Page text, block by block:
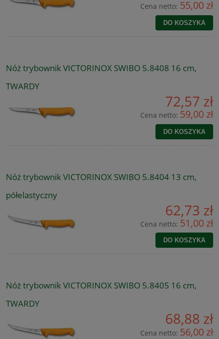
Cena netto: 55,00 zł
DO KOSZYKA
Nóż trybownik VICTORINOX SWIBO 5.8408 16 cm,
TWARDY
72,57 zł
Cena netto: 59,00 zł
DO KOSZYKA
Nóż trybownik VICTORINOX SWIBO 5.8404 13 cm,
półelastyczny
62,73 zł
Cena netto: 51,00 zł
DO KOSZYKA
Nóż trybownik VICTORINOX SWIBO 5.8405 16 cm,
TWARDY
68,88 zł
Cena netto: 56,00 zł